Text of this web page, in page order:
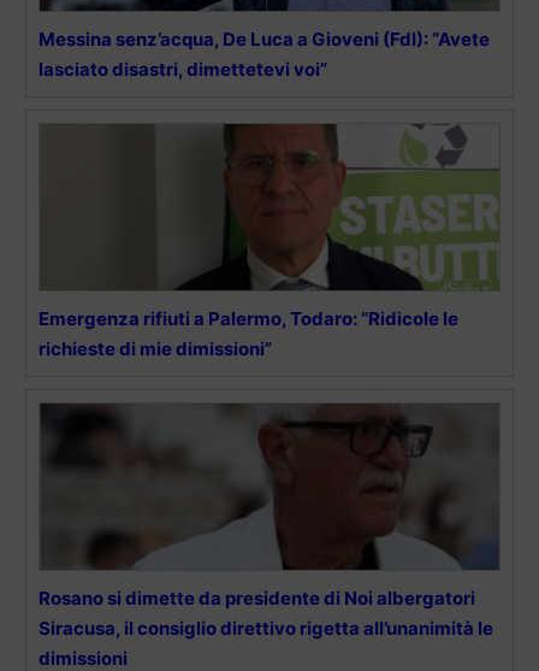
Messina senz’acqua, De Luca a Gioveni (FdI): “Avete
lasciato disastri, dimettetevi voi”
Emergenza rifiuti a Palermo, Todaro: “Ridicole le
richieste di mie dimissioni”
Rosano si dimette da presidente di Noi albergatori
Siracusa, il consiglio direttivo rigetta all’unanimità le
dimissioni